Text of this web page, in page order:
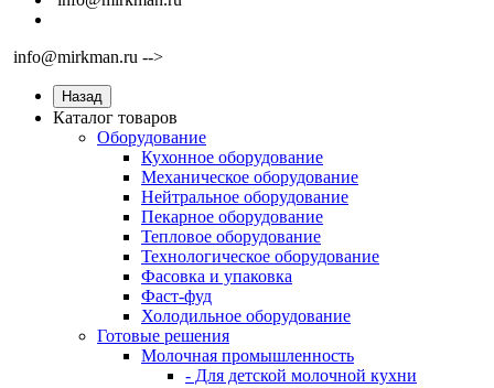
info@mirkman.ru -->
Назад
Каталог товаров
Оборудование
Кухонное оборудование
Механическое оборудование
Нейтральное оборудование
Пекарное оборудование
Тепловое оборудование
Технологическое оборудование
Фасовка и упаковка
Фаст-фуд
Холодильное оборудование
Готовые решения
Молочная промышленность
- Для детской молочной кухни